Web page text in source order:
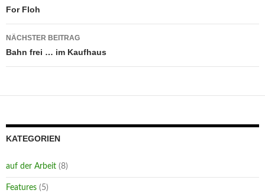
For Floh
NÄCHSTER BEITRAG
Bahn frei … im Kaufhaus
KATEGORIEN
auf der Arbeit (8)
Features (5)